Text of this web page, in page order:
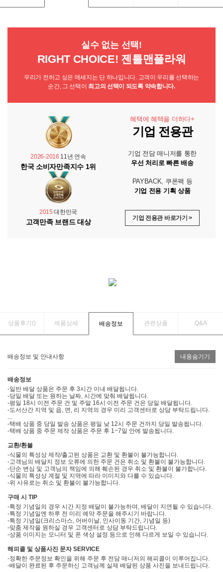
실수 없는 선택!
RIGHT CHOICE! 젠틀맨플라워
우리가 전하고 싶은 메세지는 단 하나입니다. 고객이 우리를 선택하는
순간, 그 선택이 최고의 선택이 되도록 약속합니다.
2026-2016 11년 연속
한국 소비자만족지수 1위
2015 대한민국
고객만족 브랜드 대상
혜택에 혜택을 더하다+
기업 전용관
기업 전담 매니저를 통한
우선 처리로 빠른 배송
PAYBACK, 쿠폰팩 등
기업 전용 기획 상품
기업 전용관 바로가기 >
상품후기() 제품상세 배송정보 관련상품 Q&A
배송정보 및 안내사항 내용숨기기
배송정보
-일반 배달 상품은 주문 후 3시간 이내 배달됩니다.
-당일 배달 또는 원하는 날짜, 시간에 맞춰 배달됩니다.
-평일 18시 이전 주문 건 및 주말 16시 이전 주문 건은 당일 배달됩니다.
-도서산간 지역 및 읍, 면, 리 지역의 경우 미리 고객센터로 상담 부탁드립니다.
-택배 상품 중 당일 발송 상품은 평일 낮 12시 주문 건까지 당일 발송됩니다.
-택배 상품 중 주문 제작 상품은 주문 후 1~7일 안에 발송됩니다.
교환/환불
-식물의 특성상 제작/출고된 상품은 교환 및 환불이 불가능합니다.
-고객님의 배달지 정보 오류에 의한 주문 건은 취소 및 환불이 불가능합니다.
-단순 변심 및 고객님의 책임에 의해 훼손된 경우 취소 및 환불이 불가합니다.
-식물의 특성상 계절 및 지역에 따라 이미지와 다를 수 있습니다.
-위 사유로는 취소 및 환불이 불가능합니다.
구매 시 TIP
-특정 기념일의 경우 시간 지정 배달이 불가능하며, 배달이 지연될 수 있습니다.
-특정 기념일엔 하루 전 미리 예약 주문을 해주시기 바랍니다.
-특정 기념일(크리스마스, 어버이날, 인사이동 기간, 기념일 등)
-맞춤 제작을 원하실 경우 고객센터로 상담 부탁드립니다.
-상품 이미지는 모니터 및 폰 색상 설정 등으로 인해 다르게 보일 수 있습니다.
해피콜 및 상품사진 문자 SERVICE
-정확한 주문정보 확인을 위해 주문 후 전담 매니저의 해피콜이 이루어집니다.
-배달이 완료된 후 주문하신 고객님께 실제 배달된 상품 사진을 보내드립니다.